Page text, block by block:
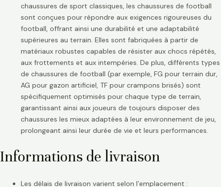
chaussures de sport classiques, les chaussures de football
sont conçues pour répondre aux exigences rigoureuses du
football, offrant ainsi une durabilité et une adaptabilité
supérieures au terrain. Elles sont fabriquées à partir de
matériaux robustes capables de résister aux chocs répétés,
aux frottements et aux intempéries. De plus, différents types
de chaussures de football (par exemple, FG pour terrain dur,
AG pour gazon artificiel, TF pour crampons brisés) sont
spécifiquement optimisés pour chaque type de terrain,
garantissant ainsi aux joueurs de toujours disposer des
chaussures les mieux adaptées à leur environnement de jeu,
prolongeant ainsi leur durée de vie et leurs performances.
Informations de livraison
Les délais de livraison varient selon l’emplacement :